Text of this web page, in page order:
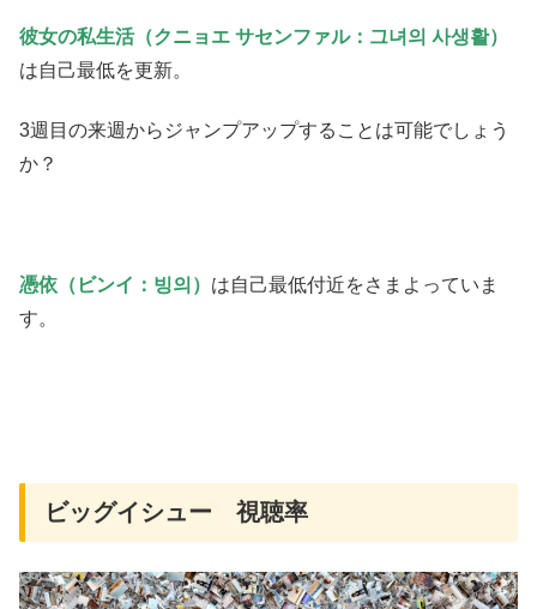
彼女の私生活（クニョエ サセンファル：그녀의 사생활）
は自己最低を更新。
3週目の来週からジャンプアップすることは可能でしょう
か？
憑依（ビンイ：빙의） は自己最低付近をさまよっていま
す。
ビッグイシュー 視聴率